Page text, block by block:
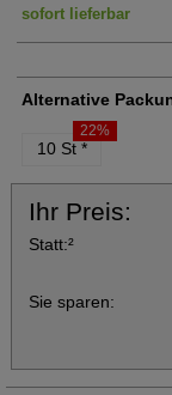
sofort lieferbar
Alternative
10 St *
22%
Ihr Preis:
Statt:²
Sie sparen: